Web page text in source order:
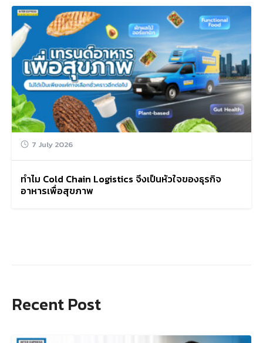
7 July 2026
ทำไม Cold Chain Logistics จึงเป็นหัวใจของธุรกิจ
อาหารเพื่อสุขภาพ
Recent Post